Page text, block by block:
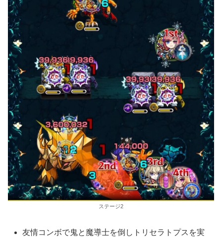
ステージ2
友情コンボで鬼と魔導士を倒しトリセラトプスを実